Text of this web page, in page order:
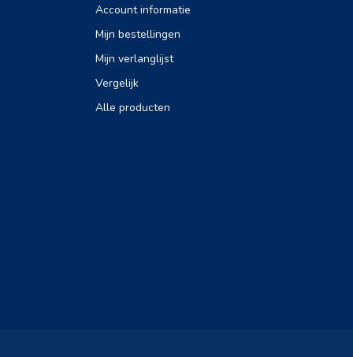
Account informatie
Mijn bestellingen
Mijn verlanglijst
Vergelijk
Alle producten